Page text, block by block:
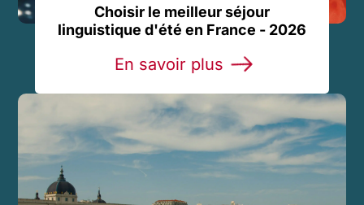
Choisir le meilleur séjour
linguistique d'été en France - 2026
En savoir plus